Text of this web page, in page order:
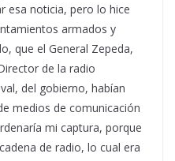
esa noticia, pero lo hice
armados y
que el General Zepeda,
de la radio
del gobierno, habían
medios de comunicación
mi captura, porque
de radio, lo cual era